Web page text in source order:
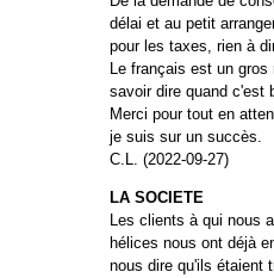
délai et au petit
pour les taxes, rien à
Le français est un
savoir dire quand c'est
Merci pour tout en
je suis sur un succès.
C.L. (2022-09-27)
LA SOCIETE
Les clients à qui nous
hélices nous ont déjà
nous dire qu'ils étaient